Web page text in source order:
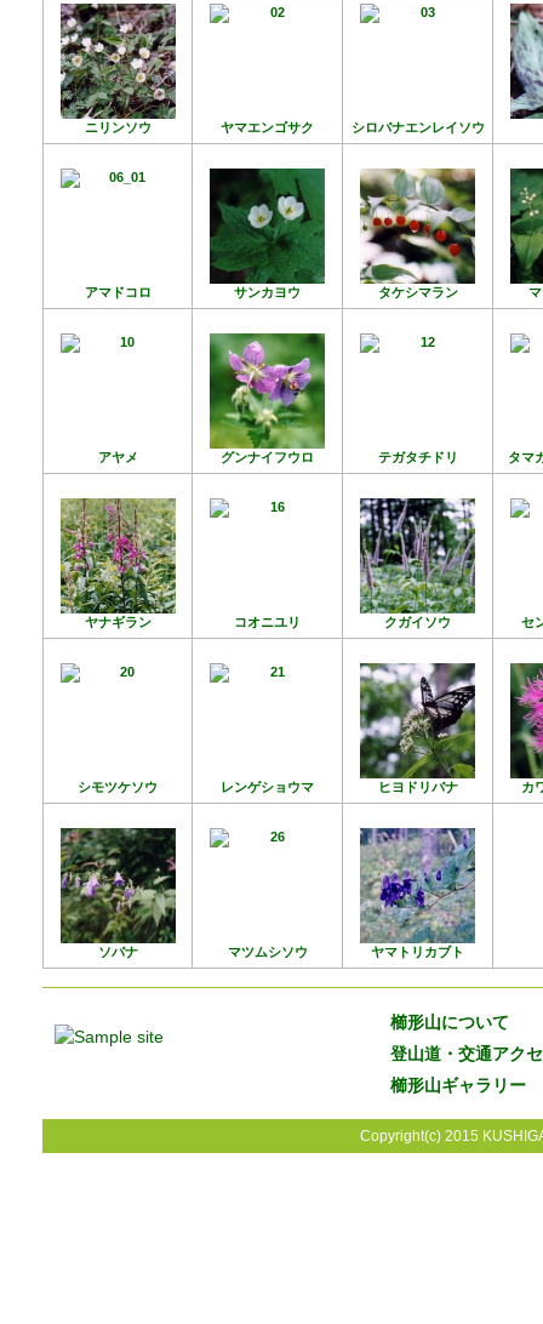
ニリンソウ ヤマエンゴサク シロバナエンレイソウ
アマドコロ サンカヨウ タケシマラン
アヤメ グンナイフウロ テガタチドリ タマ
ヤナギラン コオニユリ クガイソウ セ
シモツケソウ レンゲショウマ ヒヨドリバナ カ
ソバナ マツムシソウ ヤマトリカブト
櫛形山について
登山道・交通アク
櫛形山ギャラリー
Copyright(c) 2015